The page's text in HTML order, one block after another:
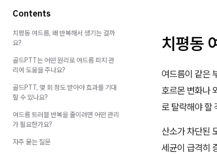
치평동
여드름이 같은
호르몬 변화나
로 탈락해야 할
산소가 차단된
세균이 급격히
Contents
치평동 여드름, 왜 반복해서 생기는 걸까
요?
골드PTT는 어떤 원리로 여드름 피지 관
리에 도움을 주나요?
골드PTT, 몇 회 정도 받아야 효과를 기대
할 수 있나요?
여드름 트러블 반복을 줄이려면 어떤 관리
가 필요한가요?
자주 묻는 질문